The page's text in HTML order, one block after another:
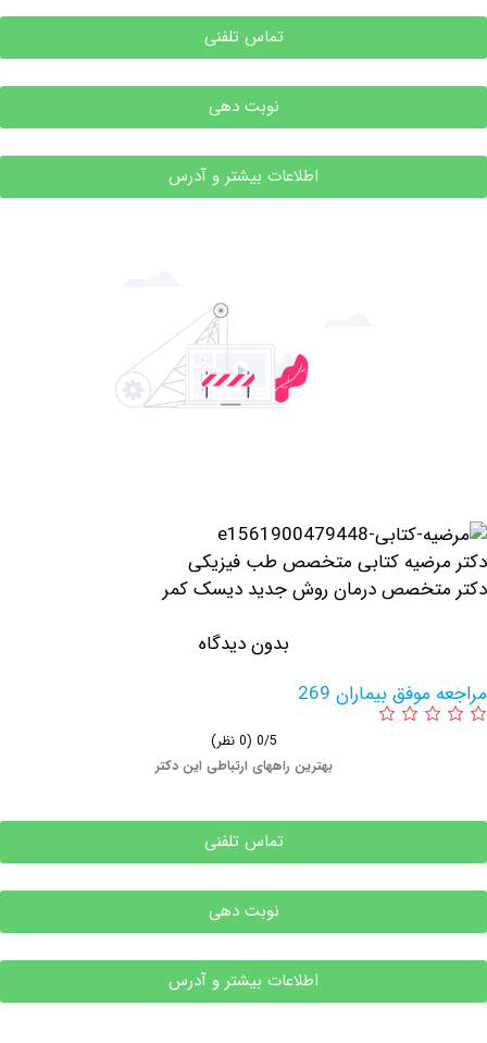
تماس تلفنی
نوبت دهی
اطلاعات بیشتر و آدرس
کتابی متخصص طب فیزیکی
درمان روش جدید دیسک کمر
بدون دیدگاه
بیماران 269
بهترین راههای ارتباطی این دکتر
تماس تلفنی
نوبت دهی
اطلاعات بیشتر و آدرس